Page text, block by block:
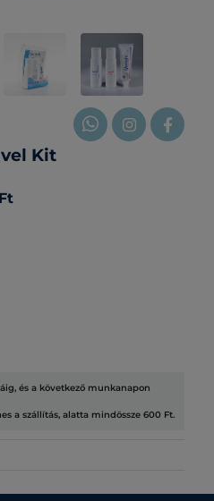
Kit
és a következő munkanapon
a szállítás, alatta mindössze 600 Ft.